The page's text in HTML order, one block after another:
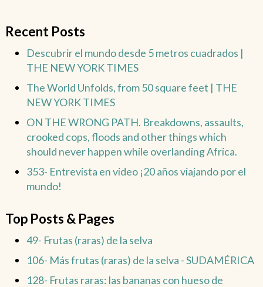
Recent Posts
Descubrir el mundo desde 5 metros cuadrados |
THE NEW YORK TIMES
The World Unfolds, from 50 square feet | THE
NEW YORK TIMES
ON THE WRONG PATH. Breakdowns, assaults,
crooked cops, floods and other things which
should never happen while overlanding Africa.
353- Entrevista en video ¡20 años viajando por el
mundo!
Top Posts & Pages
49- Frutas (raras) de la selva
106- Más frutas (raras) de la selva - SUDAMÉRICA
128- Frutas raras: las bananas con hueso de